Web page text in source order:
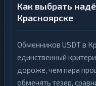
Как выбрать
Красноярске
Обменников USDT в
единственный
дороже, чем пара
обменять тезер,